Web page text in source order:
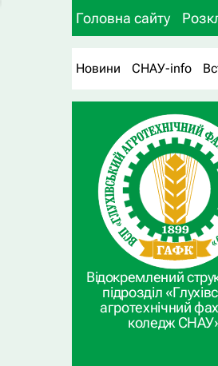
Головна сайту
Новини СНАУ-info
Відокремлений
підрозділ
агротехнічний
коледж